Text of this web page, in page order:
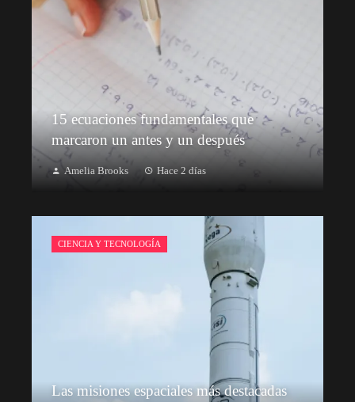
15 ecuaciones fundamentales que
marcaron un antes y un después
Amelia Brooks Hace 2 días
CIENCIA Y TECNOLOGÍA
Las misiones espaciales más destacadas